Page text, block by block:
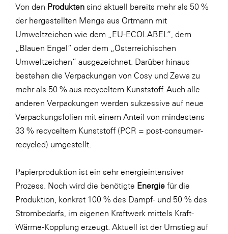
Von den Produkten sind aktuell bereits mehr als 50 %
der hergestellten Menge aus Ortmann mit
Umweltzeichen wie dem „EU-ECOLABEL“, dem
„Blauen Engel“ oder dem „Österreichischen
Umweltzeichen“ ausgezeichnet. Darüber hinaus
bestehen die Verpackungen von Cosy und Zewa zu
mehr als 50 % aus recyceltem Kunststoff. Auch alle
anderen Verpackungen werden sukzessive auf neue
Verpackungsfolien mit einem Anteil von mindestens
33 % recyceltem Kunststoff (PCR = post-consumer-
recycled) umgestellt.
Papierproduktion ist ein sehr energieintensiver
Prozess. Noch wird die benötigte Energie für die
Produktion, konkret 100 % des Dampf- und 50 % des
Strombedarfs, im eigenen Kraftwerk mittels Kraft-
Wärme-Kopplung erzeugt. Aktuell ist der Umstieg auf